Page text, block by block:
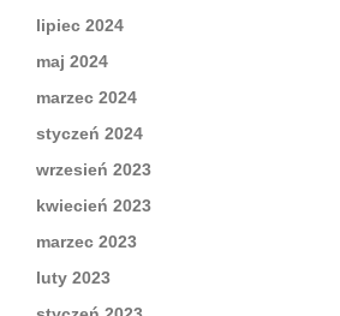
lipiec 2024
maj 2024
marzec 2024
styczeń 2024
wrzesień 2023
kwiecień 2023
marzec 2023
luty 2023